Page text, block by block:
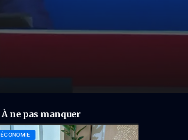
À ne pas manquer
ÉCONOMIE